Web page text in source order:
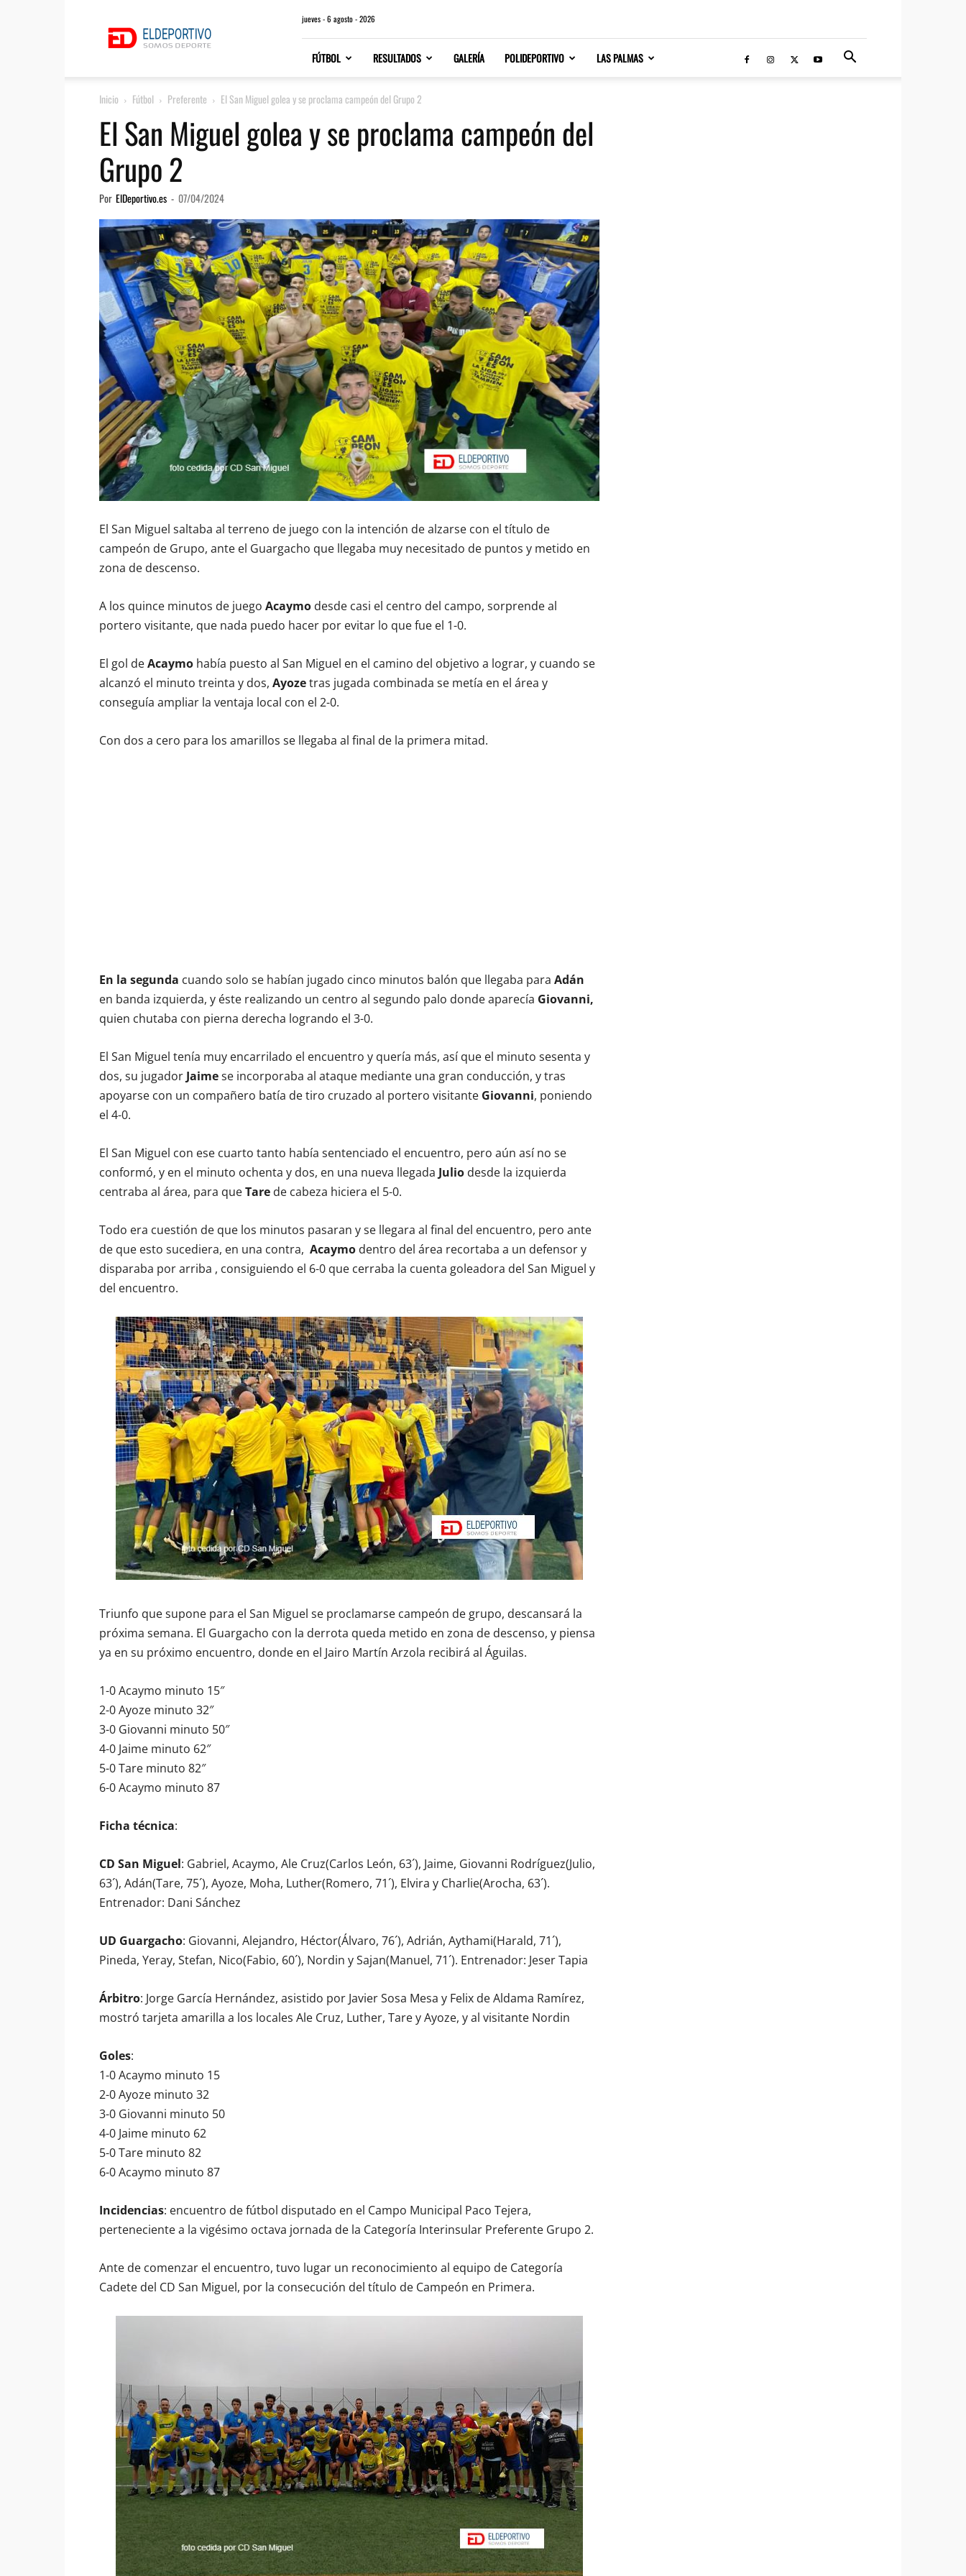
jueves - 6 agosto - 2026
FÚTBOL RESULTADOS GALERÍA POLIDEPORTIVO LAS PALMAS
Inicio Fútbol Preferente El San Miguel golea y se proclama campeón del Grupo 2
El San Miguel golea y se proclama campeón del
Grupo 2
Por ElDeportivo.es - 07/04/2024
El San Miguel saltaba al terreno de juego con la intención de alzarse con el título de
campeón de Grupo, ante el Guargacho que llegaba muy necesitado de puntos y metido en
zona de descenso.
A los quince minutos de juego Acaymo desde casi el centro del campo, sorprende al
portero visitante, que nada puedo hacer por evitar lo que fue el 1-0.
El gol deAcaymo había puesto al San Miguel en el camino del objetivo a lograr, y cuando se
alcanzó el minuto treinta y dos, Ayozetras jugada combinada se metía en el área y
conseguía ampliar la ventaja local con el 2-0.
Con dos a cero para los amarillos se llegaba al final de la primera mitad.
En la segunda cuando solo se habían jugado cinco minutos balón que llegaba para Adán
en banda izquierda, y éste realizando un centro al segundo palo donde aparecía Giovanni,
quien chutaba con pierna derecha logrando el 3-0.
El San Miguel tenía muy encarrilado el encuentro y quería más, así que el minuto sesenta y
dos, su jugador Jaimese incorporaba al ataque mediante una gran conducción, y tras
apoyarse con un compañero batía de tiro cruzado al portero visitante Giovanni, poniendo
el 4-0.
El San Miguel con ese cuarto tanto había sentenciado el encuentro, pero aún así no se
conformó, y en el minuto ochenta y dos, en una nueva llegada Julio desde la izquierda
centraba al área, para queTare de cabeza hiciera el 5-0.
Todo era cuestión de que los minutos pasaran y se llegara al final del encuentro, pero ante
de que esto sucediera, en una contra, Acaymo dentro del área recortaba a un defensor y
disparaba por arriba , consiguiendo el 6-0 que cerraba la cuenta goleadora del San Miguel y
del encuentro.
Triunfo que supone para el San Miguel se proclamarse campeón de grupo, descansará la
próxima semana. El Guargacho con la derrota queda metido en zona de descenso, y piensa
ya en su próximo encuentro, donde en el Jairo Martín Arzola recibirá al Águilas.
1-0 Acaymo minuto 15″
2-0 Ayoze minuto 32″
3-0 Giovanni minuto 50″
4-0 Jaime minuto 62″
5-0 Tare minuto 82″
6-0 Acaymo minuto 87
Ficha técnica:
CD San Miguel: Gabriel, Acaymo, Ale Cruz(Carlos León, 63´), Jaime, Giovanni Rodríguez(Julio,
63´), Adán(Tare, 75´), Ayoze, Moha, Luther(Romero, 71´), Elvira y Charlie(Arocha, 63´).
Entrenador: Dani Sánchez
UD Guargacho: Giovanni, Alejandro, Héctor(Álvaro, 76´), Adrián, Aythami(Harald, 71´),
Pineda, Yeray, Stefan, Nico(Fabio, 60´), Nordin y Sajan(Manuel, 71´). Entrenador: Jeser Tapia
Árbitro: Jorge García Hernández, asistido por Javier Sosa Mesa y Felix de Aldama Ramírez,
mostró tarjeta amarilla a los locales Ale Cruz, Luther, Tare y Ayoze, y al visitante Nordin
Goles:
1-0 Acaymo minuto 15
2-0 Ayoze minuto 32
3-0 Giovanni minuto 50
4-0 Jaime minuto 62
5-0 Tare minuto 82
6-0 Acaymo minuto 87
Incidencias: encuentro de fútbol disputado en el Campo Municipal Paco Tejera,
perteneciente a la vigésimo octava jornada de la Categoría Interinsular Preferente Grupo 2.
Ante de comenzar el encuentro, tuvo lugar un reconocimiento al equipo de Categoría
Cadete del CD San Miguel, por la consecución del título de Campeón en Primera.